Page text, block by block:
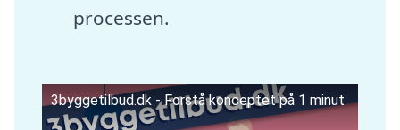
processen.
3byggetilbud.dk - Forstå konceptet på 1 minut